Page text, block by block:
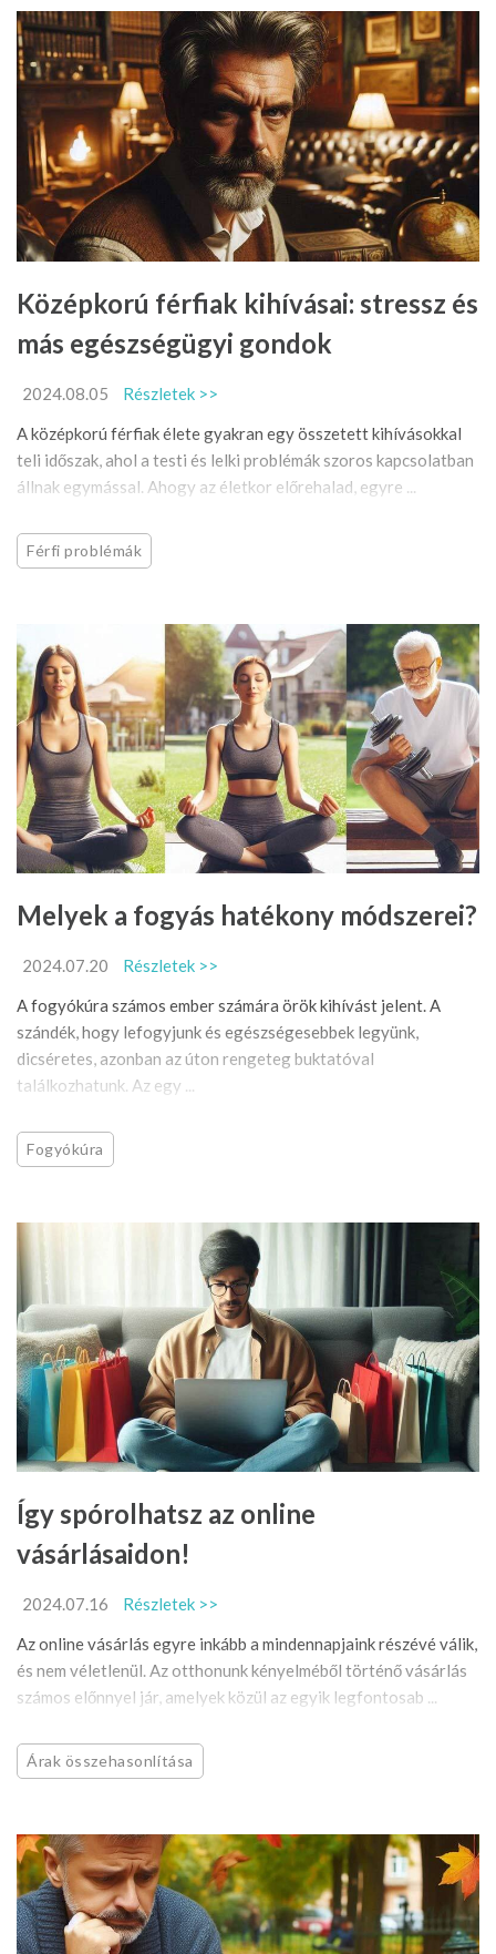
Középkorú férfiak kihívásai: stressz és
más egészségügyi gondok
2024.08.05
Részletek >>
A középkorú férfiak élete gyakran egy összetett kihívásokkal
teli időszak, ahol a testi és lelki problémák szoros kapcsolatban
állnak egymással. Ahogy az életkor előrehalad, egyre ...
Férfi problémák
Melyek a fogyás hatékony módszerei?
2024.07.20
Részletek >>
A fogyókúra számos ember számára örök kihívást jelent. A
szándék, hogy lefogyjunk és egészségesebbek legyünk,
dicséretes, azonban az úton rengeteg buktatóval
találkozhatunk. Az egy ...
Fogyókúra
Így spórolhatsz az online
vásárlásaidon!
2024.07.16
Részletek >>
Az online vásárlás egyre inkább a mindennapjaink részévé válik,
és nem véletlenül. Az otthonunk kényelméből történő vásárlás
számos előnnyel jár, amelyek közül az egyik legfontosab ...
Árak összehasonlítása